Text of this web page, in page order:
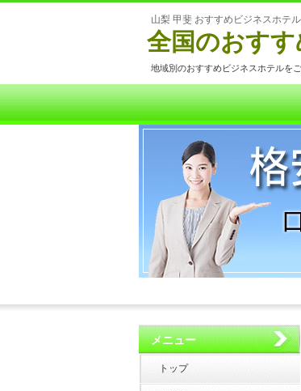
山梨 甲斐 おすすめビジネスホテル
全国のおす
地域別のおすすめビジネスホテルを
メニュー
トップ